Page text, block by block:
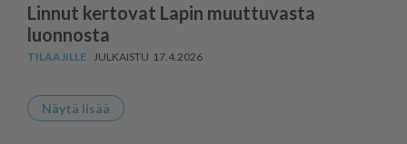
Linnut kertovat Lapin muuttuvasta
luonnosta
17.4.2026
Näytä lisää